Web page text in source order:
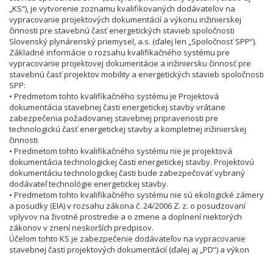
„KS“), je vytvorenie zoznamu kvalifikovaných dodávateľov na
vypracovanie projektových dokumentácií a výkonu inžinierskej
činnosti pre stavebnú časť energetických stavieb spoločnosti
Slovenský plynárenský priemysel, a.s. (ďalej len „Spoločnosť SPP“).
Základné informácie o rozsahu kvalifikačného systému pre
vypracovanie projektovej dokumentácie a inžiniersku činnosť pre
stavebnú časť projektov mobility a energetických stavieb spoločnosti
SPP:
• Predmetom tohto kvalifikačného systému je Projektová
dokumentácia stavebnej časti energetickej stavby vrátane
zabezpečenia požadovanej stavebnej pripravenosti pre
technologickú časť energetickej stavby a kompletnej inžinierskej
činnosti.
• Predmetom tohto kvalifikačného systému nie je projektová
dokumentácia technologickej časti energetickej stavby. Projektovú
dokumentáciu technologickej časti bude zabezpečovať vybraný
dodávateľ technológie energetickej stavby.
• Predmetom tohto kvalifikačného systému nie sú ekologické zámery
a posudky (EIA) v rozsahu zákona č. 24/2006 Z. z. o posudzovaní
vplyvov na životné prostredie a o zmene a doplnení niektorých
zákonov v znení neskorších predpisov.
Účelom tohto KS je zabezpečenie dodávateľov na vypracovanie
stavebnej časti projektových dokumentácií (ďalej aj „PD“) a výkon